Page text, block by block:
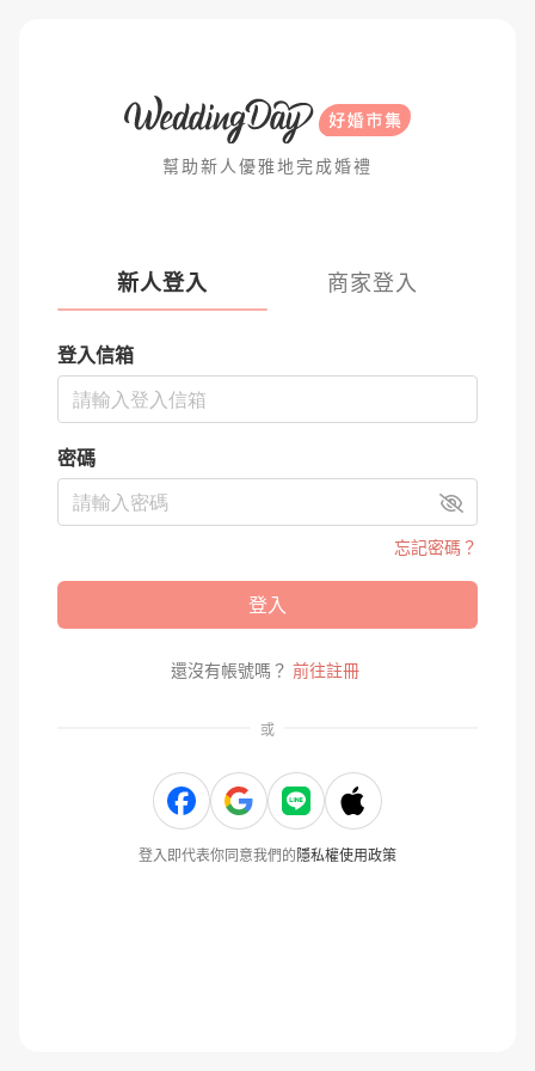
幫助新人優雅地完成婚禮
新人登入 商家登入
登入信箱
密碼
忘記密碼？
登入
還沒有帳號嗎？ 前往註冊
或
登入即代表你同意我們的隱私權使用政策